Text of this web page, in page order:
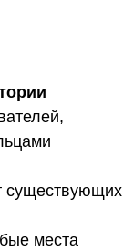
существующих
места